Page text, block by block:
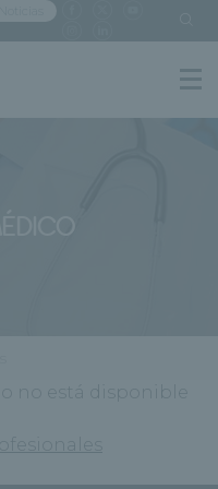
no está disponible